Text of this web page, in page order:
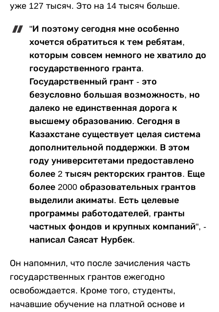
уже 127 тысяч. Это на 14 тысяч больше.
"И поэтому сегодня мне особенно
хочется обратиться к тем ребятам,
которым совсем немного не хватило до
государственного гранта.
Государственный грант - это
безусловно большая возможность, но
далеко не единственная дорога к
высшему образованию. Сегодня в
Казахстане существует целая система
дополнительной поддержки. В этом
году университетами предоставлено
более 2 тысяч ректорских грантов. Еще
более 2000 образовательных грантов
выделили акиматы. Есть целевые
программы работодателей, гранты
частных фондов и крупных компаний", -
написал Саясат Нурбек.
Он напомнил, что после зачисления часть
государственных грантов ежегодно
освобождается. Кроме того, студенты,
начавшие обучение на платной основе и